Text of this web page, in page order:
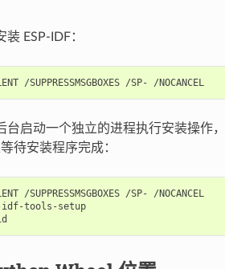
ESP-IDF：
esp-idf-tools-setup-x.x.exe /VERYSILENT /SUPPRESSMSGBOXES /SP- /NOCANCEL
启动一个独立的进程执行安装操作
待安装程序完成：
/SUPPRESSMSGBOXES /SP- /NOCANCEL
idf-tools-setup